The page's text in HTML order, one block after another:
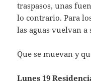
traspasos, unas
lo contrario. Para
las aguas vuelvan a
Que se muevan y
Lunes 19